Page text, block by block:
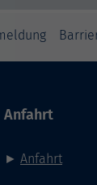
Anfahrt
► Anfahrt